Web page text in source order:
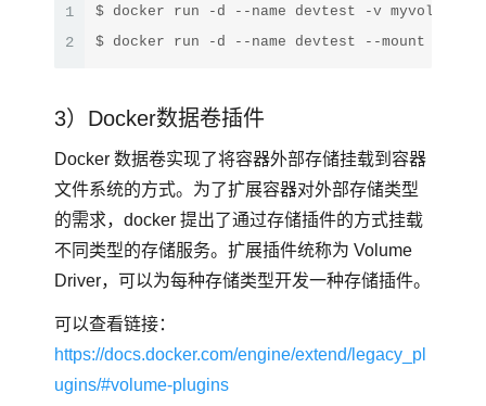
1
2
$ docker run -d --name devtest -v myvol:/
$ docker run -d --name devtest --mount
3）Docker数据卷插件
Docker 数据卷实现了将容器外部存储挂载到容器
文件系统的方式。为了扩展容器对外部存储类型
的需求，docker 提出了通过存储插件的方式挂载
不同类型的存储服务。扩展插件统称为 Volume
Driver，可以为每种存储类型开发一种存储插件。
可以查看链接：
https://docs.docker.com/engine/extend/legacy_pl
ugins/#volume-plugins